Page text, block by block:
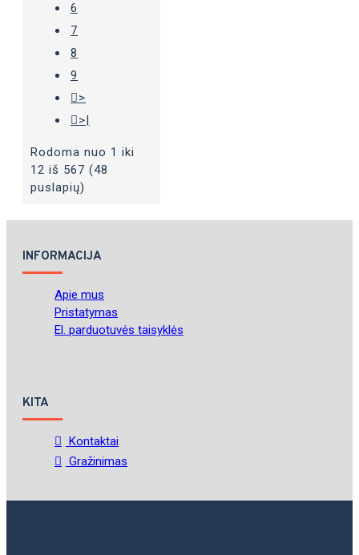
6
7
8
9
>
>|
Rodoma nuo 1 iki
12 iš 567 (48
puslapių)
INFORMACIJA
Apie mus
Pristatymas
El. parduotuvės taisyklės
KITA
Kontaktai
Gražinimas